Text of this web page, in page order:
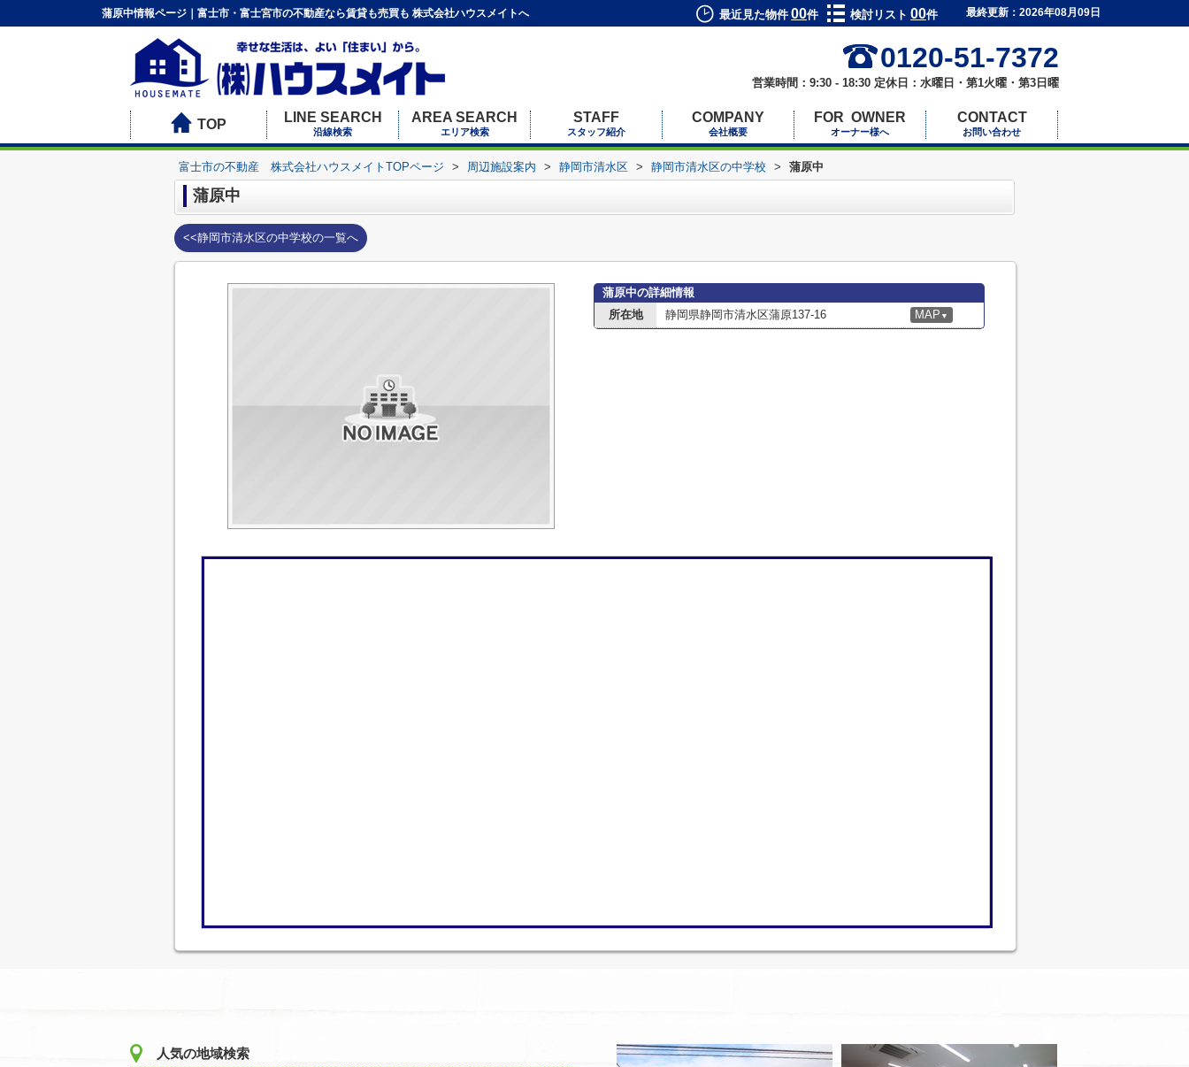
蒲原中情報ページ｜富士市・富士宮市の不動産なら賃貸も売買も 株式会社ハウスメイトへ 最近見た物件 00件 検討リスト 00件 最終更新：2026年08月09日
0120-51-7372
営業時間：9:30 - 18:30 定休日：水曜日・第1火曜・第3日曜
TOP LINE SEARCH
沿線検索
AREA SEARCH
エリア検索
STAFF
スタッフ紹介
COMPANY
会社概要
FOR OWNER
オーナー様へ
CONTACT
お問い合わせ
富士市の不動産 株式会社ハウスメイトTOPページ > 周辺施設案内 > 静岡市清水区 > 静岡市清水区の中学校 > 蒲原中
蒲原中
<<静岡市清水区の中学校の一覧へ
蒲原中の詳細情報
所在地
静岡県静岡市清水区蒲原137-16 MAP ▼
人気の地域検索